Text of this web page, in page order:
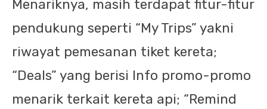
Menariknya, masih terdapat fitur-fitur
pendukung seperti “My Trips” yakni
riwayat pemesanan tiket kereta;
“Deals” yang berisi Info promo-promo
menarik terkait kereta api; “Remind